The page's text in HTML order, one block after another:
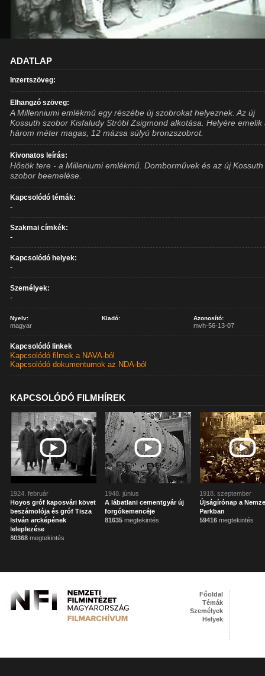
ADATLAP
Inzertszöveg:
Elhangzó szöveg:
A Millenniumi emlékmű egy részébe új szobrokat helyeznek. Az új
Kossuth szobor Kisfaludy Stróbl Zsigmond alkotása. Helyére emelik
három méter magas, 12 mázsa súlyú bronzszobrot.
Kivonatos leírás:
Hősök tere - a Milleniumi emlékmű. Domborművek és az új Kossuth
szobor beemelése.
Kapcsolódó témák:
-
Szakmai címkék:
-
Kapcsolódó helyek:
-
Személyek:
-
Nyelv:
magyar
Kiadó: Azonosító:
mvh-56-13-07
Kapcsolódó linkek
Kapcsolódó filmek a NAVA-ból
Kapcsolódó dokumentumok az NDA-ból
KAPCSOLÓDÓ FILMHÍREK
1924. február
Hoyos gróf kaposvári követ
beszámolója és gróf Tisza
István arcképének
leleplezése
80368 megtekintés
1948. június
A lábatlani cementgyár új
forgókemencéje
81635 megtekintés
1918. szeptember
Újságírónap a
Parkban
59416 megtekintés
Főoldal
Témák
Személyek
Helyek